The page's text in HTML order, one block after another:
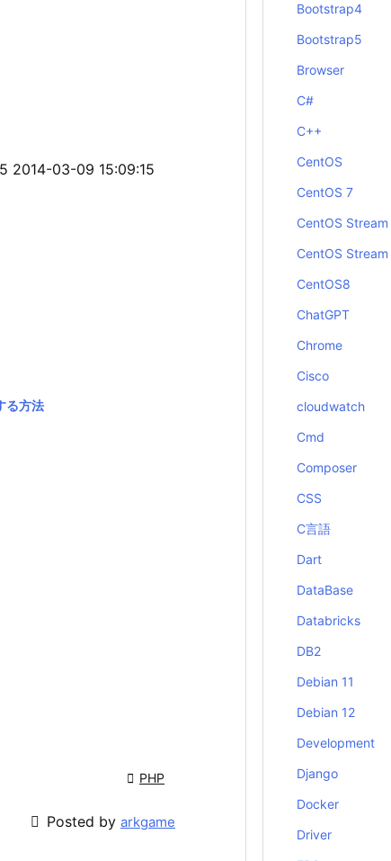
2014-03-09 15:09:15
る方法
 PHP
 Posted by arkgame
Bootstrap4
Bootstrap5
Browser
C#
C++
CentOS
CentOS 7
CentOS Stream
CentOS Stream
CentOS8
ChatGPT
Chrome
Cisco
cloudwatch
Cmd
Composer
CSS
C言語
Dart
DataBase
Databricks
DB2
Debian 11
Debian 12
Development
Django
Docker
Driver